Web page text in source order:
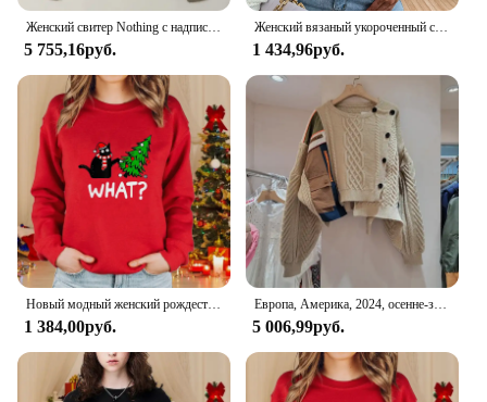
Женский свитер Nothing с надписью 2024, осенне-зимний новый шерстяной свитер, пуловер с воротником-поло, вязаный свитер на пуговицах
5 755,16руб.
Женский вязаный укороченный свитер с V-образным вырезом
1 434,96руб.
Новый модный женский рождественский свитер с котом, пуловер с длинными рукавами и круглым вырезом, осенне-зимние рождественские женские топы
1 384,00руб.
Европа, Америка, 2024, осенне-зимний новый однотонный вязаный свитер нестандартной формы, женская куртка на несколько пуговиц в стиле ретро
5 006,99руб.